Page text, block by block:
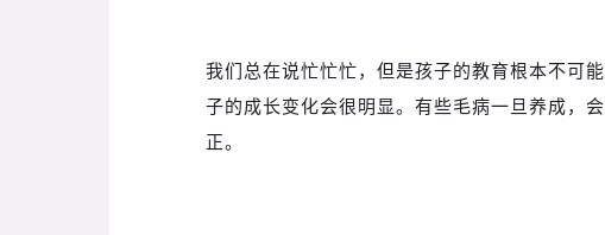
我们总在说忙忙忙，但是孩子的教育根本不可
子的成长变化会很明显。有些毛病一旦养成，
正。